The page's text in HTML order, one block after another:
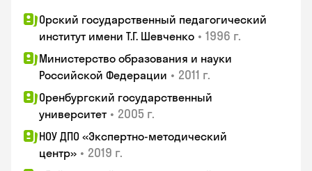
Орский государственный педагогический
институт имени Т.Г. Шевченко • 1996 г.
Министерство образования и науки
Российской Федерации • 2011 г.
Оренбургский государственный
университет • 2005 г.
НОУ ДПО «Экспертно-методический
центр» • 2019 г.